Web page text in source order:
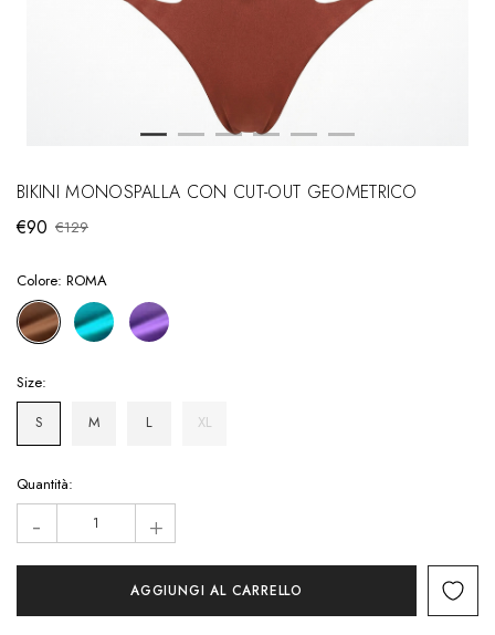
BIKINI MONOSPALLA CON CUT-OUT GEOMETRICO
€90 €129
Colore: ROMA
Size:
S
M L XL
Hurry!
Only
left
Quantità:
- +